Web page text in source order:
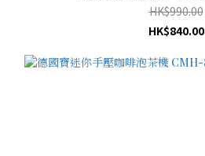
HK$990.00
HK$840.00